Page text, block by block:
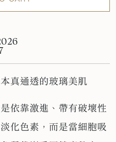
真通透的玻璃美肌
依靠激進、帶有破壞性
化色素，而是當細胞吸